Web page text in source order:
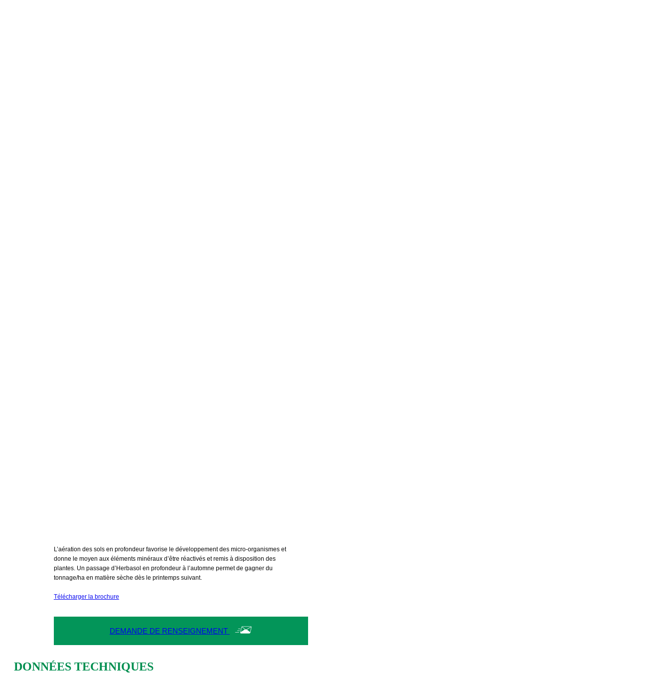
L’aération des sols en profondeur favorise le développement des micro-organismes et
donne le moyen aux éléments minéraux d’être réactivés et remis à disposition des
plantes. Un passage d’Herbasol en profondeur à l’automne permet de gagner du
tonnage/ha en matière sèche dès le printemps suivant.
Télécharger la brochure
DEMANDE DE RENSEIGNEMENT
DONNÉES TECHNIQUES